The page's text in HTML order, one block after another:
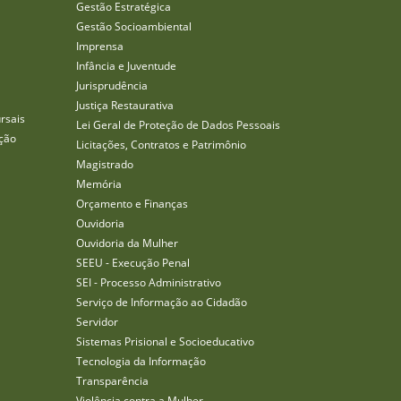
Gestão Estratégica
Gestão Socioambiental
Imprensa
Infância e Juventude
Jurisprudência
Justiça Restaurativa
Lei Geral de Proteção de Dados Pessoais
Licitações, Contratos e Patrimônio
Magistrado
Memória
Orçamento e Finanças
Ouvidoria
Ouvidoria da Mulher
SEEU - Execução Penal
SEI - Processo Administrativo
Serviço de Informação ao Cidadão
Servidor
Sistemas Prisional e Socioeducativo
Tecnologia da Informação
Transparência